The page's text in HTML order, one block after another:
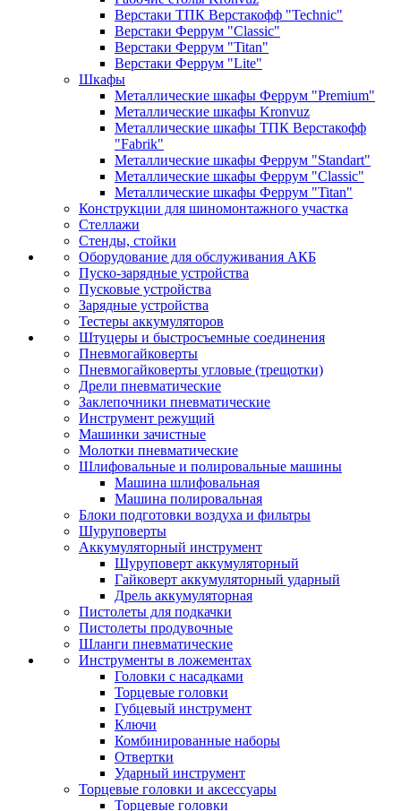
Верстаки ТПК Верстакофф "Technic"
Верстаки Феррум "Classic"
Верстаки Феррум "Titan"
Верстаки Феррум "Lite"
Шкафы
Металлические шкафы Феррум "Premium"
Металлические шкафы Kronvuz
Металлические шкафы ТПК Верстакофф
"Fabrik"
Металлические шкафы Феррум "Standart"
Металлические шкафы Феррум "Classic"
Металлические шкафы Феррум "Titan"
Конструкции для шиномонтажного участка
Стеллажи
Стенды, стойки
Оборудование для обслуживания АКБ
Пуско-зарядные устройства
Пусковые устройства
Зарядные устройства
Тестеры аккумуляторов
Штуцеры и быстросъемные соединения
Пневмогайковерты
Пневмогайковерты угловые (трещотки)
Дрели пневматические
Заклепочники пневматические
Инструмент режущий
Машинки зачистные
Молотки пневматические
Шлифовальные и полировальные машины
Машина шлифовальная
Машина полировальная
Блоки подготовки воздуха и фильтры
Шуруповерты
Аккумуляторный инструмент
Шуруповерт аккумуляторный
Гайковерт аккумуляторный ударный
Дрель аккумуляторная
Пистолеты для подкачки
Пистолеты продувочные
Шланги пневматические
Инструменты в ложементах
Головки с насадками
Торцевые головки
Губцевый инструмент
Ключи
Комбинированные наборы
Отвертки
Ударный инструмент
Торцевые головки и аксессуары
Торцевые головки